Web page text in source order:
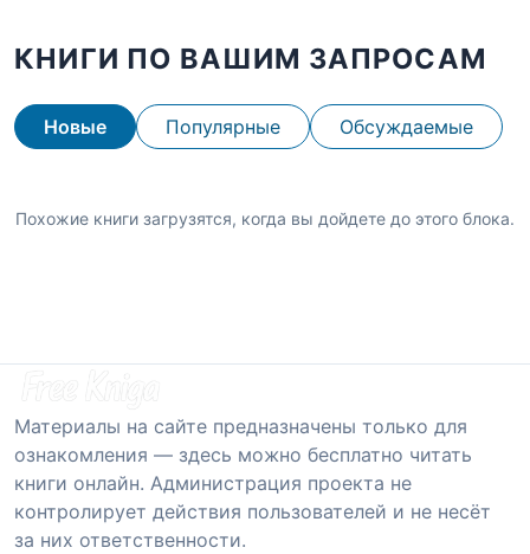
КНИГИ ПО ВАШИМ ЗАПРОСАМ
Новые Популярные Обсуждаемые
Похожие книги загрузятся, когда вы дойдете до этого блока.
Материалы на сайте предназначены только для
ознакомления — здесь можно бесплатно читать
книги онлайн. Администрация проекта не
контролирует действия пользователей и не несёт
за них ответственности.